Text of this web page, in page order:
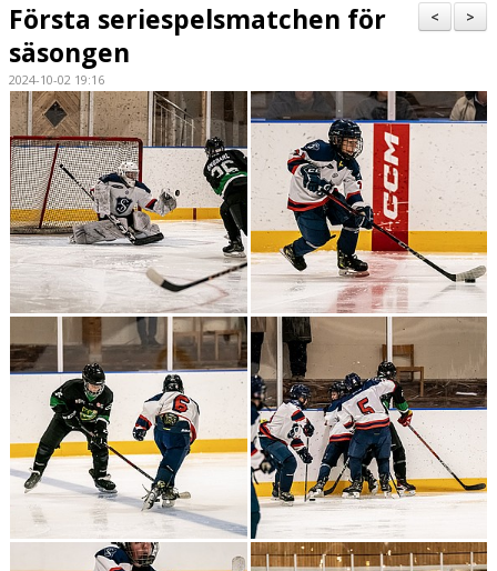
BILDGALLERI
DOKUMENT
KONTAKT
>
<
Första seriespelsmatchen för
säsongen
2024-10-02 19:16